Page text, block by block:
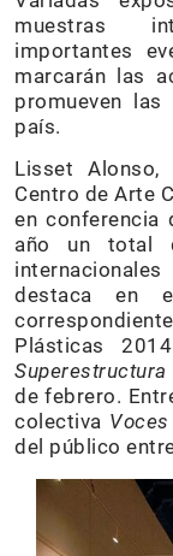
muestras
importantes
marcarán las
promueven
país.
Lisset Alonso,
Centro de Arte
en conferencia
año un total
destaca en
Plásticas
Superestructura
de febrero.
colectiva
del público